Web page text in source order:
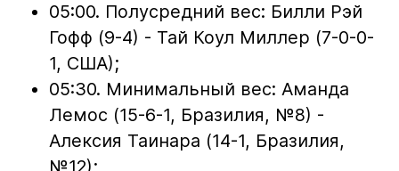
05:00. Полусредний вес: Билли Рэй
Гофф (9-4) - Тай Коул Миллер (7-0-0-
1, США);
05:30. Минимальный вес: Аманда
Лемос (15-6-1, Бразилия, №8) -
Алексия Таинара (14-1, Бразилия,